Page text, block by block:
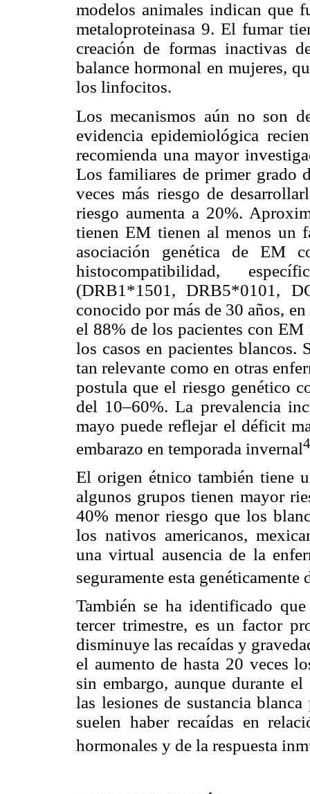
modelos animales indican que
metaloproteinasa 9. El fumar
creación de formas inactivas
balance hormonal en mujeres,
los linfocitos.
Los mecanismos aún no son
evidencia epidemiológica
recomienda una mayor
Los familiares de primer grado
veces más riesgo de
riesgo aumenta a 20%.
tienen EM tienen al menos un
asociación genética de EM
histocompatibilidad,
(DRB1*1501, DRB5*0101,
conocido por más de 30 años,
el 88% de los pacientes con
los casos en pacientes blancos.
tan relevante como en otras
postula que el riesgo genético
del 10–60%. La prevalencia
mayo puede reflejar el déficit
embarazo en temporada invernal4
El origen étnico también tiene
algunos grupos tienen mayor
40% menor riesgo que los
los nativos americanos,
una virtual ausencia de la
seguramente esta genéticamente
También se ha identificado
tercer trimestre, es un factor
disminuye las recaídas y
el aumento de hasta 20 veces
sin embargo, aunque durante
las lesiones de sustancia
suelen haber recaídas en
hormonales y de la respuesta